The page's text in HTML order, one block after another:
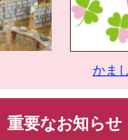
かま
重要なお知らせ